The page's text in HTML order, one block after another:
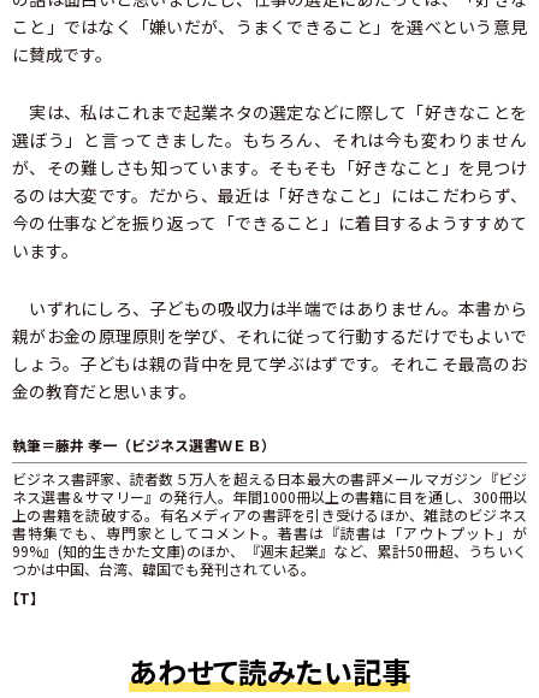
こと」ではなく「嫌いだが、うまくできること」を選べという意見
に賛成です。
実は、私はこれまで起業ネタの選定などに際して「好きなことを
選ぼう」と言ってきました。もちろん、それは今も変わりません
が、その難しさも知っています。そもそも「好きなこと」を見つけ
るのは大変です。だから、最近は「好きなこと」にはこだわらず、
今の仕事などを振り返って「できること」に着目するようすすめて
います。
いずれにしろ、子どもの吸収力は半端ではありません。本書から
親がお金の原理原則を学び、それに従って行動するだけでもよいで
しょう。子どもは親の背中を見て学ぶはずです。それこそ最高のお
金の教育だと思います。
執筆＝藤井 孝一（ビジネス選書ＷＥＢ）
ビジネス書評家、読者数５万人を超える日本最大の書評メールマガジン『ビジ
ネス選書＆サマリー』の発行人。年間1000冊以上の書籍に目を通し、300冊以
上の書籍を読破する。有名メディアの書評を引き受けるほか、雑誌のビジネス
書特集でも、専門家としてコメント。著書は『読書は「アウトプット」が
99%』(知的生きかた文庫)のほか、『週末起業』など、累計50冊超、うちいく
つかは中国、台湾、韓国でも発刊されている。
【T】
あわせて読みたい記事